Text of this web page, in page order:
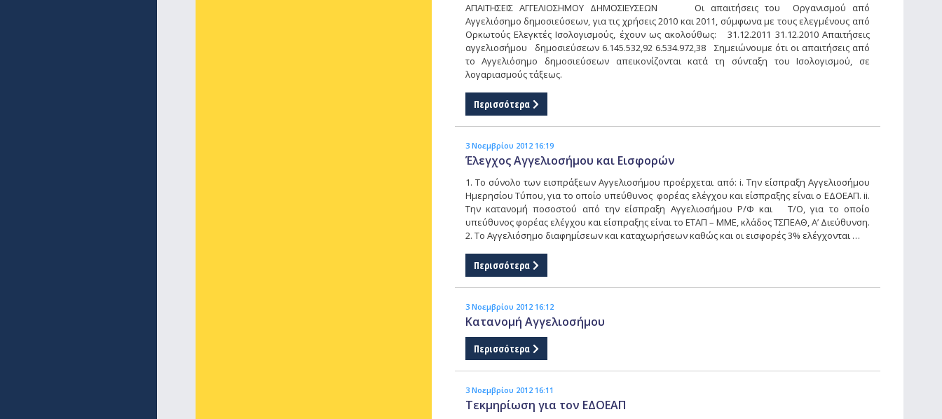
ΑΠΑΙΤHΣΕΙΣ ΑΓΓΕΛΙΟΣΗΜΟΥ ΔΗΜΟΣΙΕΥΣΕΩΝ Οι απαιτήσεις του Οργανισμού από
Αγγελιόσημο δημοσιεύσεων, για τις χρήσεις 2010 και 2011, σύμφωνα με τους ελεγμένους από
Ορκωτούς Ελεγκτές Ισολογισμούς, έχουν ως ακολούθως: 31.12.2011 31.12.2010 Απαιτήσεις
αγγελιοσήμου δημοσιεύσεων 6.145.532,92 6.534.972,38 Σημειώνουμε ότι οι απαιτήσεις από
το Αγγελιόσημο δημοσιεύσεων απεικονίζονται κατά τη σύνταξη του Ισολογισμού, σε
λογαριασμούς τάξεως.
Περισσότερα
3 Νοεμβρίου 2012 16:19
Έλεγχος Αγγελιοσήμου και Εισφορών
1. Το σύνολο των εισπράξεων Αγγελιοσήμου προέρχεται από: i. Την είσπραξη Αγγελιοσήμου
Ημερησίου Τύπου, για το οποίο υπεύθυνος φορέας ελέγχου και είσπραξης είναι ο ΕΔΟΕΑΠ. ii.
Την κατανομή ποσοστού από την είσπραξη Αγγελιοσήμου Ρ/Φ και Τ/Ο, για το οποίο
υπεύθυνος φορέας ελέγχου και είσπραξης είναι το ΕΤΑΠ – ΜΜΕ, κλάδος ΤΣΠΕΑΘ, A’ Διεύθυνση.
2. Το Αγγελιόσημο διαφημίσεων και καταχωρήσεων καθώς και οι εισφορές 3% ελέγχονται …
Περισσότερα
3 Νοεμβρίου 2012 16:12
Κατανομή Αγγελιοσήμου
Περισσότερα
3 Νοεμβρίου 2012 16:11
Τεκμηρίωση για τον ΕΔΟΕΑΠ